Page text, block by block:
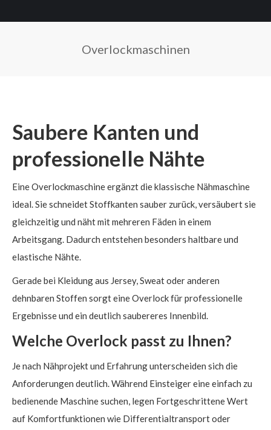
Overlockmaschinen
Saubere Kanten und
professionelle Nähte
Eine Overlockmaschine ergänzt die klassische Nähmaschine
ideal. Sie schneidet Stoffkanten sauber zurück, versäubert sie
gleichzeitig und näht mit mehreren Fäden in einem
Arbeitsgang. Dadurch entstehen besonders haltbare und
elastische Nähte.
Gerade bei Kleidung aus Jersey, Sweat oder anderen
dehnbaren Stoffen sorgt eine Overlock für professionelle
Ergebnisse und ein deutlich saubereres Innenbild.
Welche Overlock passt zu Ihnen?
Je nach Nähprojekt und Erfahrung unterscheiden sich die
Anforderungen deutlich. Während Einsteiger eine einfach zu
bedienende Maschine suchen, legen Fortgeschrittene Wert
auf Komfortfunktionen wie Differentialtransport oder